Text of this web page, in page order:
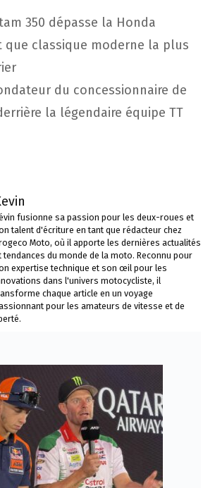
350 dépasse la Honda
que classique moderne la plus
du concessionnaire de
la légendaire équipe TT
fusionne sa passion pour les deux-roues et
talent d'écriture en tant que rédacteur chez
Moto, où il apporte les dernières actualités
tendances du monde de la moto. Reconnu pour
expertise technique et son œil pour les
dans l'univers motocycliste, il
chaque article en un voyage
pour les amateurs de vitesse et de